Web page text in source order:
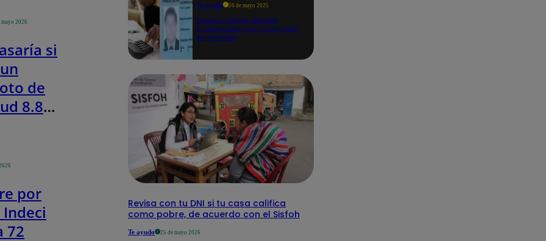
mayo 2026
si
de
8.8
y
por
72
Te ayudo 26 de mayo 2025
Revisa si tienes deudas
consultando con tu DNI: aquí
los detalles
Revisa con tu DNI si tu casa califica
como pobre, de acuerdo con el Sisfoh
Te ayudo 25 de mayo 2026